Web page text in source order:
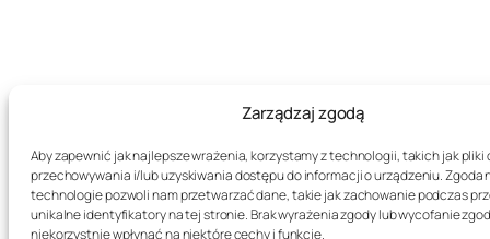
Zarządzaj zgodą
Aby zapewnić jak najlepsze wrażenia, korzystamy z technologii, takich jak pliki
przechowywania i/lub uzyskiwania dostępu do informacji o urządzeniu. Zgoda
technologie pozwoli nam przetwarzać dane, takie jak zachowanie podczas
unikalne identyfikatory na tej stronie. Brak wyrażenia zgody lub wycofanie
niekorzystnie wpłynąć na niektóre cechy i funkcje.